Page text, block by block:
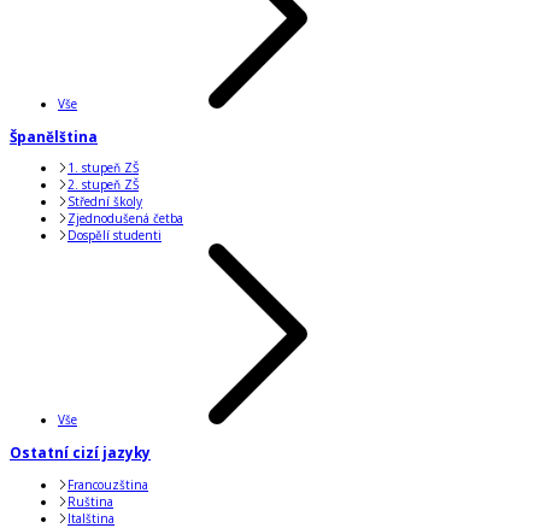
Vše
Španělština
1. stupeň ZŠ
2. stupeň ZŠ
Střední školy
Zjednodušená četba
Dospělí studenti
Vše
Ostatní cizí jazyky
Francouzština
Ruština
Italština